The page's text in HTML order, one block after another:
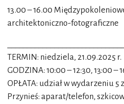
13.00 – 16.00
architektoniczno-fotograficzne
TERMIN: niedziela, 21.09.2025 r.
GODZINA: 10:00 – 12:30, 13:00 –
OPŁATA: udział w wydarzeniu 5
Przynieś: aparat/telefon,